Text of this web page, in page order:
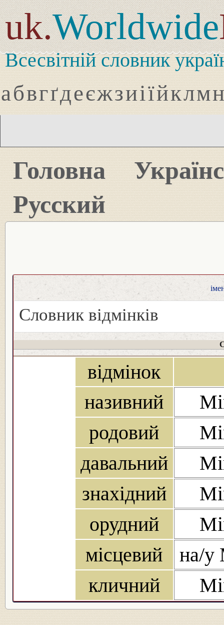
uk.Worldwide
Всесвітній словник
абвгґдеєжзиіїйклмн
Головна
Русский
Словник відмінків
відмінок
називний
родовий
давальний
знахідний
орудний
місцевий
на/у
кличний